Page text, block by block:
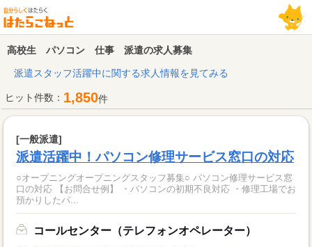
高校生 パソコン 仕事 派遣の求人募集
派遣スタッフ活躍中に関する求人情報を見てみる
ヒット件数： 1,850件
[一般派遣]
派遣活躍中！パソコン修理サービス窓口の対応
○オープニングオープニングスタッフ募集○ パソコン修理サービス窓
口の対応 【お問合せ例】 ・パソコンの初期不良対応 ・修理工場でお
預かりしたパ...
コールセンター（テレフォンオペレーター）